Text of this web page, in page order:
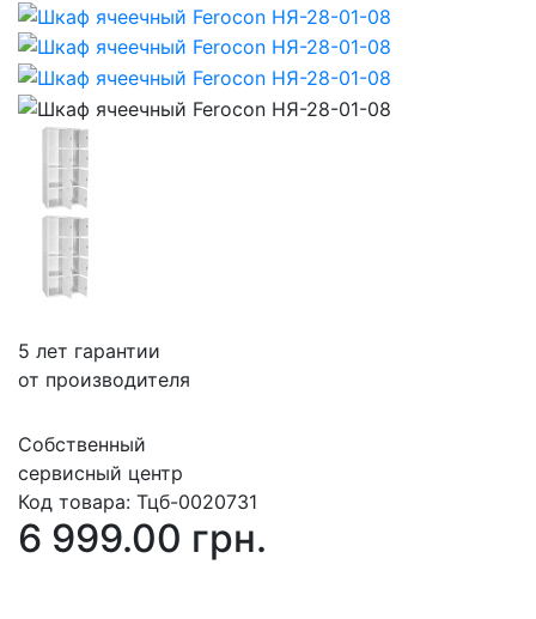
5 лет гарантии
от производителя
Собственный
сервисный центр
Код товара: Тцб-0020731
6 999.00 грн.